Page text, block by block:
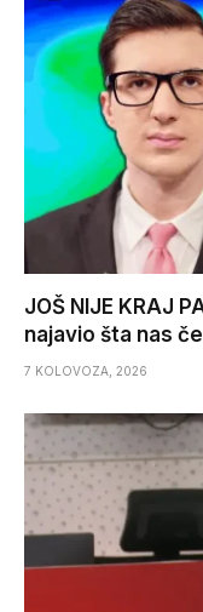
JOŠ NIJE KRAJ
najavio šta nas
7 KOLOVOZA, 2026